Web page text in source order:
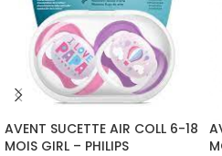
AVENT SUCETTE AIR COLL 6-18
MOIS GIRL – PHILIPS